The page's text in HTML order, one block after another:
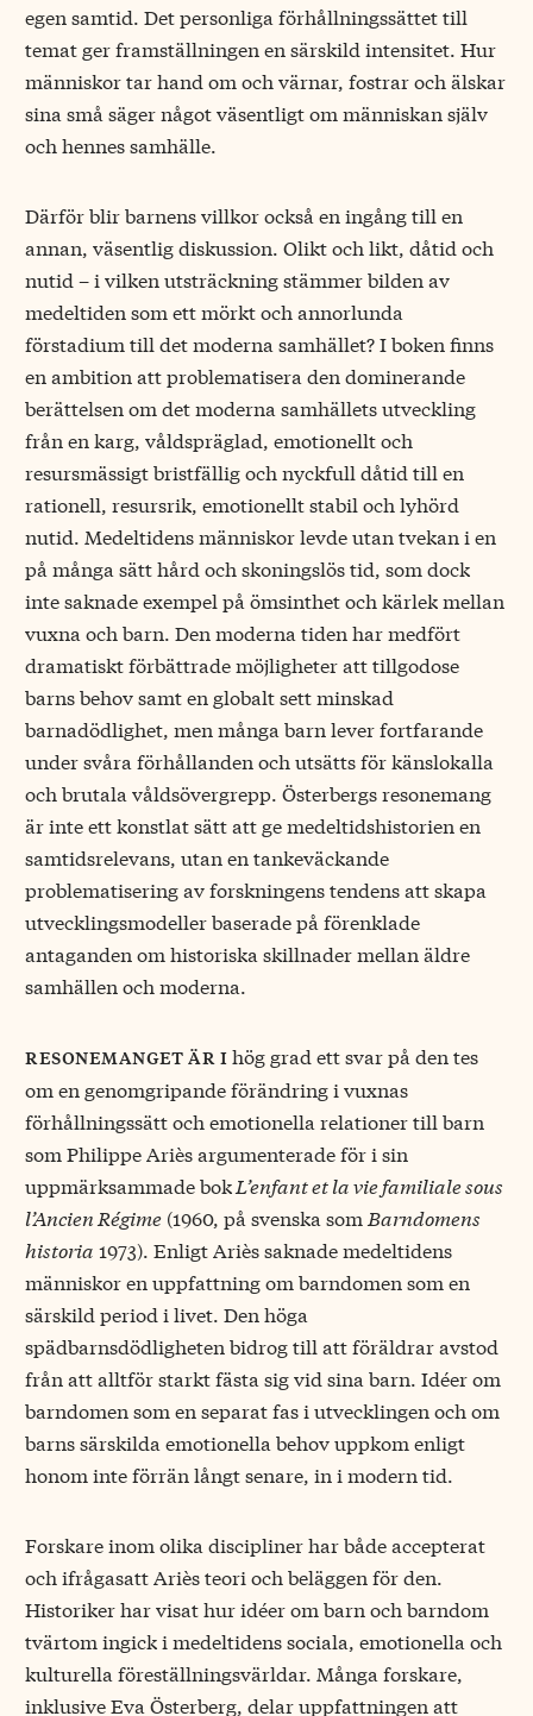
egen samtid. Det personliga förhållningssättet till
temat ger framställningen en särskild intensitet. Hur
människor tar hand om och värnar, fostrar och älskar
sina små säger något väsentligt om människan själv
och hennes samhälle.
Därför blir barnens villkor också en ingång till en
annan, väsentlig diskussion. Olikt och likt, dåtid och
nutid – i vilken utsträckning stämmer bilden av
medeltiden som ett mörkt och annorlunda
förstadium till det moderna samhället? I boken finns
en ambition att problematisera den dominerande
berättelsen om det moderna samhällets utveckling
från en karg, våldspräglad, emotionellt och
resursmässigt bristfällig och nyckfull dåtid till en
rationell, resursrik, emotionellt stabil och lyhörd
nutid. Medeltidens människor levde utan tvekan i en
på många sätt hård och skoningslös tid, som dock
inte saknade exempel på ömsinthet och kärlek mellan
vuxna och barn. Den moderna tiden har medfört
dramatiskt förbättrade möjligheter att tillgodose
barns behov samt en globalt sett minskad
barnadödlighet, men många barn lever fortfarande
under svåra förhållanden och utsätts för känslokalla
och brutala våldsövergrepp. Österbergs resonemang
är inte ett konstlat sätt att ge medeltidshistorien en
samtidsrelevans, utan en tankeväckande
problematisering av forskningens tendens att skapa
utvecklingsmodeller baserade på förenklade
antaganden om historiska skillnader mellan äldre
samhällen och moderna.
resonemanget är ihög grad ett svar på den tes
om en genomgripande förändring i vuxnas
förhållningssätt och emotionella relationer till barn
som Philippe Ariès argumenterade för i sin
uppmärksammade bokL’enfant et la vie familiale sous
l’Ancien Régime (1960, på svenska som Barndomens
historia 1973). Enligt Ariès saknade medeltidens
människor en uppfattning om barndomen som en
särskild period i livet. Den höga
spädbarnsdödligheten bidrog till att föräldrar avstod
från att alltför starkt fästa sig vid sina barn. Idéer om
barndomen som en separat fas i utvecklingen och om
barns särskilda emotionella behov uppkom enligt
honom inte förrän långt senare, in i modern tid.
Forskare inom olika discipliner har både accepterat
och ifrågasatt Ariès teori och beläggen för den.
Historiker har visat hur idéer om barn och barndom
tvärtom ingick i medeltidens sociala, emotionella och
kulturella föreställningsvärldar. Många forskare,
inklusive Eva Österberg, delar uppfattningen att